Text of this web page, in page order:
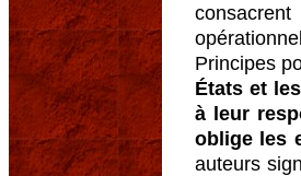
Principes
États et
à leur
oblige les
auteurs